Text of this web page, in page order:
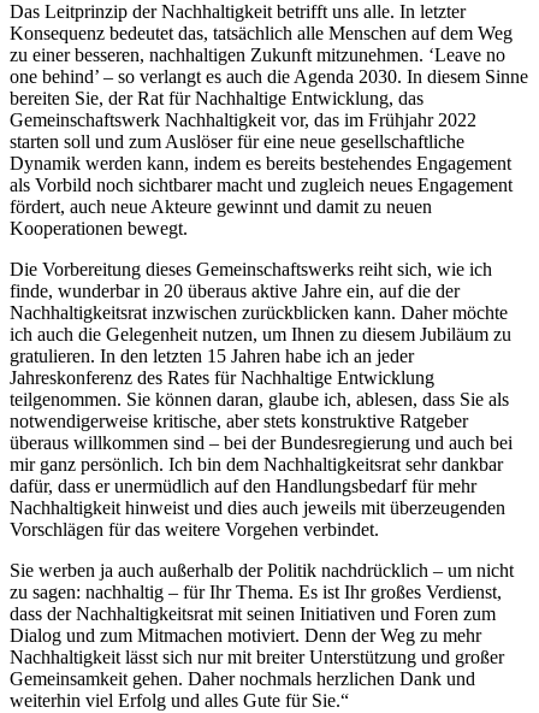
Das Leitprinzip der Nachhaltigkeit betrifft uns alle. In letzter
Konsequenz bedeutet das, tatsächlich alle Menschen auf dem Weg
zu einer besseren, nachhaltigen Zukunft mitzunehmen. ‘Leave no
one behind’ – so verlangt es auch die Agenda 2030. In diesem Sinne
bereiten Sie, der Rat für Nachhaltige Entwicklung, das
Gemeinschaftswerk Nachhaltigkeit vor, das im Frühjahr 2022
starten soll und zum Auslöser für eine neue gesellschaftliche
Dynamik werden kann, indem es bereits bestehendes Engagement
als Vorbild noch sichtbarer macht und zugleich neues Engagement
fördert, auch neue Akteure gewinnt und damit zu neuen
Kooperationen bewegt.
Die Vorbereitung dieses Gemeinschaftswerks reiht sich, wie ich
finde, wunderbar in 20 überaus aktive Jahre ein, auf die der
Nachhaltigkeitsrat inzwischen zurückblicken kann. Daher möchte
ich auch die Gelegenheit nutzen, um Ihnen zu diesem Jubiläum zu
gratulieren. In den letzten 15 Jahren habe ich an jeder
Jahreskonferenz des Rates für Nachhaltige Entwicklung
teilgenommen. Sie können daran, glaube ich, ablesen, dass Sie als
notwendigerweise kritische, aber stets konstruktive Ratgeber
überaus willkommen sind – bei der Bundesregierung und auch bei
mir ganz persönlich. Ich bin dem Nachhaltigkeitsrat sehr dankbar
dafür, dass er unermüdlich auf den Handlungsbedarf für mehr
Nachhaltigkeit hinweist und dies auch jeweils mit überzeugenden
Vorschlägen für das weitere Vorgehen verbindet.
Sie werben ja auch außerhalb der Politik nachdrücklich – um nicht
zu sagen: nachhaltig – für Ihr Thema. Es ist Ihr großes Verdienst,
dass der Nachhaltigkeitsrat mit seinen Initiativen und Foren zum
Dialog und zum Mitmachen motiviert. Denn der Weg zu mehr
Nachhaltigkeit lässt sich nur mit breiter Unterstützung und großer
Gemeinsamkeit gehen. Daher nochmals herzlichen Dank und
weiterhin viel Erfolg und alles Gute für Sie.“